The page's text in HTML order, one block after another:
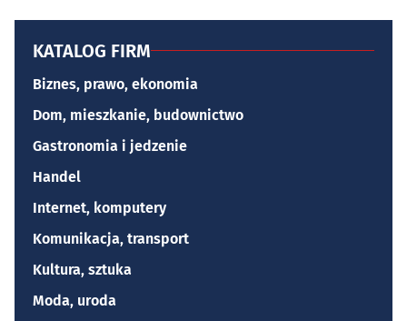
KATALOG FIRM
Biznes, prawo, ekonomia
Dom, mieszkanie, budownictwo
Gastronomia i jedzenie
Handel
Internet, komputery
Komunikacja, transport
Kultura, sztuka
Moda, uroda